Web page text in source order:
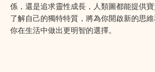
係，還是追求靈性成長，人類圖都能提供寶
了解自己的獨特特質，將為你開啟新的思
你在生活中做出更明智的選擇。